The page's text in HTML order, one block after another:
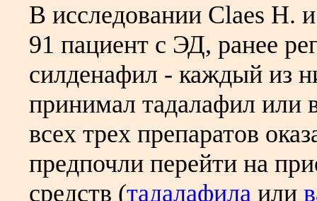
В исследовании Claes Н.
91 пациент с ЭД, ранее
силденафил - каждый из
принимал тадалафил или
всех трех препаратов
предпочли перейти на
средств (тадалафила или